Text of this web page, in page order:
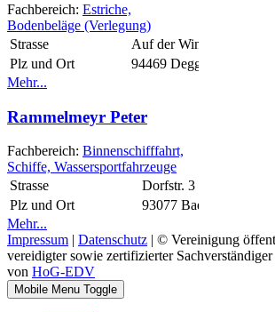
Fachbereich: Estriche,
Bodenbeläge (Verlegung)
Strasse
Auf der Windschnur 4
Plz und Ort
94469 Deggendorf
Mehr...
Rammelmeyr Peter
Fachbereich: Binnenschifffahrt,
Schiffe, Wassersportfahrzeuge
Strasse
Dorfstr. 3
Plz und Ort
93077 Bad Abbach
Mehr...
Impressum | Datenschutz | © Vereinigung
vereidigter sowie zertifizierter
von HoG-EDV
Mobile Menu Toggle